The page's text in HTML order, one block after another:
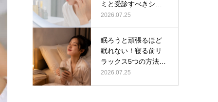
ミと受診すべきシミ
の見分け方
2026.07.25
眠ろうと頑張るほど
眠れない！寝る前リ
ラックス5つの方法と
逆効果なN…
2026.07.25